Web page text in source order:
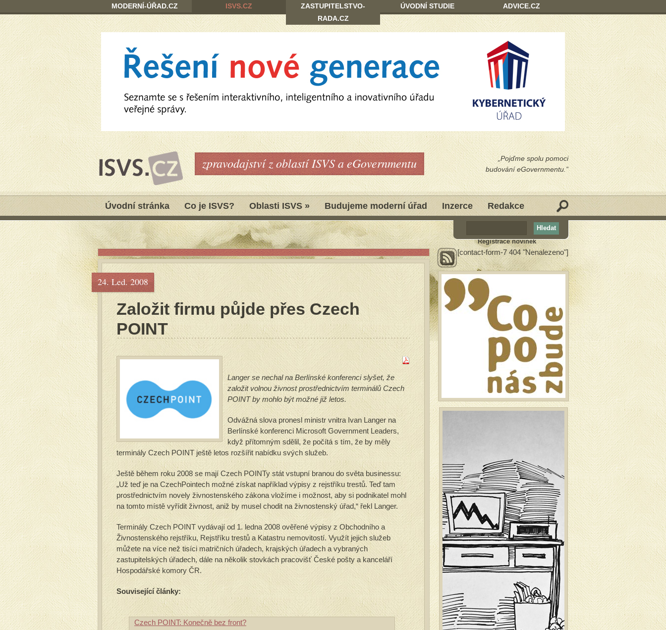
„Pojďme spolu pomoci
budování eGovernmentu.”
zpravodajství z oblastí ISVS a eGovernmentu
Úvodní stránka Co je ISVS? Oblasti ISVS » Budujeme moderní úřad Inzerce Redakce
24. Led. 2008
Založit firmu půjde přes Czech
POINT
Langer se nechal na Berlínské konferenci slyšet, že
založit volnou živnost prostřednictvím terminálů Czech
POINT by mohlo být možné již letos.
Odvážná slova pronesl ministr vnitra Ivan Langer na
Berlínské konferenci Microsoft Government Leaders,
když přítomným sdělil, že počítá s tím, že by měly
terminály Czech POINT ještě letos rozšířit nabídku svých služeb.
Ještě během roku 2008 se mají Czech POINTy stát vstupní branou do světa businessu:
„Už teď je na CzechPointech možné získat například výpisy z rejstříku trestů. Teď tam
prostřednictvím novely živnostenského zákona vložíme i možnost, aby si podnikatel mohl
na tomto místě vyřídit živnost, aniž by musel chodit na živnostenský úřad,“ řekl Langer.
Terminály Czech POINT vydávají od 1. ledna 2008 ověřené výpisy z Obchodního a
Živnostenského rejstříku, Rejstříku trestů a Katastru nemovitostí. Využít jejich služeb
můžete na více než tisíci matričních úřadech, krajských úřadech a vybraných
zastupitelských úřadech, dále na několik stovkách pracovišť České pošty a kanceláří
Hospodářské komory ČR.
Související články:
Czech POINT: Konečně bez front?
Registrace novinek
[contact-form-7 404 "Nenalezeno"]
MODERNÍ-ÚŘAD.CZ ISVS.CZ
ZASTUPITELSTVO-
RADA.CZ
ÚVODNÍ STUDIE ADVICE.CZ